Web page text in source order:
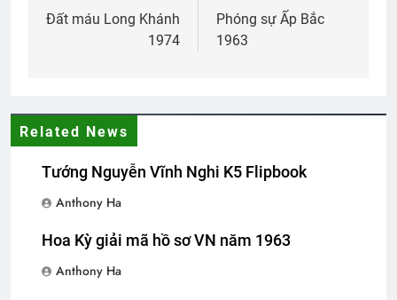
Thăm NT Mai Vĩnh Phú K22
2 Years Ago
Sống trong hào khí
navigation
Đất máu Long Khánh
1974
Phóng sự Ấp Bắc
1963
Related News
Tướng Nguyễn Vĩnh Nghi K5 Flipbook
Anthony Ha
Hoa Kỳ giải mã hồ sơ VN năm 1963
Anthony Ha